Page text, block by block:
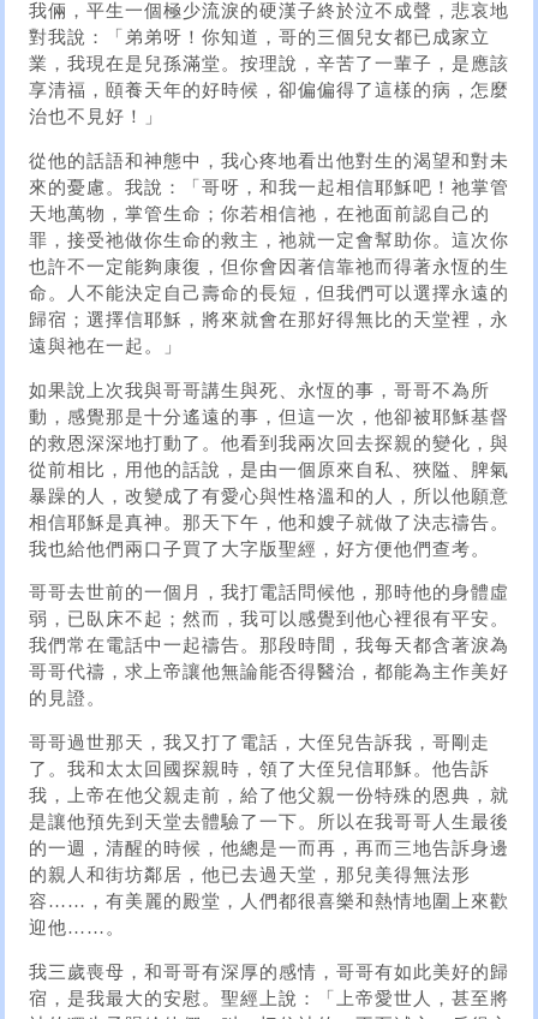
我倆，平生一個極少流淚的硬漢子終於泣不成聲，悲哀地
對我說：「弟弟呀！你知道，哥的三個兒女都已成家立
業，我現在是兒孫滿堂。按理說，辛苦了一輩子，是應該
享清福，頤養天年的好時候，卻偏偏得了這樣的病，怎麼
治也不見好！」
從他的話語和神態中，我心疼地看出他對生的渴望和對未
來的憂慮。我說：「哥呀，和我一起相信耶穌吧！祂掌管
天地萬物，掌管生命；你若相信祂，在祂面前認自己的
罪，接受祂做你生命的救主，祂就一定會幫助你。這次你
也許不一定能夠康復，但你會因著信靠祂而得著永恆的生
命。人不能決定自己壽命的長短，但我們可以選擇永遠的
歸宿；選擇信耶穌，將來就會在那好得無比的天堂裡，永
遠與祂在一起。」
如果說上次我與哥哥講生與死、永恆的事，哥哥不為所
動，感覺那是十分遙遠的事，但這一次，他卻被耶穌基督
的救恩深深地打動了。他看到我兩次回去探親的變化，與
從前相比，用他的話說，是由一個原來自私、狹隘、脾氣
暴躁的人，改變成了有愛心與性格溫和的人，所以他願意
相信耶穌是真神。那天下午，他和嫂子就做了決志禱告。
我也給他們兩口子買了大字版聖經，好方便他們查考。
哥哥去世前的一個月，我打電話問候他，那時他的身體虛
弱，已臥床不起；然而，我可以感覺到他心裡很有平安。
我們常在電話中一起禱告。那段時間，我每天都含著淚為
哥哥代禱，求上帝讓他無論能否得醫治，都能為主作美好
的見證。
哥哥過世那天，我又打了電話，大侄兒告訴我，哥剛走
了。我和太太回國探親時，領了大侄兒信耶穌。他告訴
我，上帝在他父親走前，給了他父親一份特殊的恩典，就
是讓他預先到天堂去體驗了一下。所以在我哥哥人生最後
的一週，清醒的時候，他總是一而再，再而三地告訴身邊
的親人和街坊鄰居，他已去過天堂，那兒美得無法形
容……，有美麗的殿堂，人們都很喜樂和熱情地圍上來歡
迎他……。
我三歲喪母，和哥哥有深厚的感情，哥哥有如此美好的歸
宿，是我最大的安慰。聖經上說：「上帝愛世人，甚至將